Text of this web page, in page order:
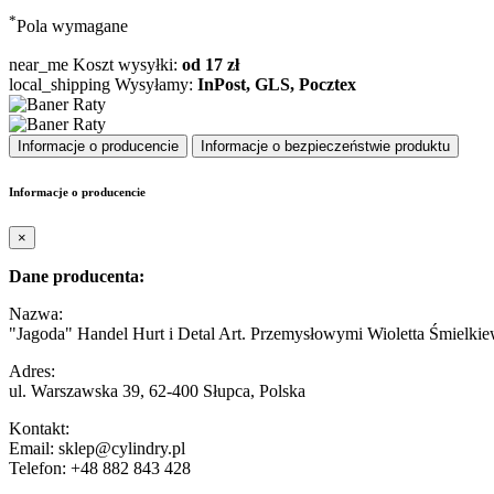
*Pola wymagane
near_me Koszt wysyłki: od 17 zł
local_shipping Wysyłamy: InPost, GLS, Pocztex
Informacje o producencie Informacje o bezpieczeństwie produktu
Informacje o producencie
×
Dane producenta:
Nazwa:
"Jagoda" Handel Hurt i Detal Art. Przemysłowymi Wioletta
Adres:
ul. Warszawska 39, 62-400 Słupca, Polska
Kontakt:
Email: sklep@cylindry.pl
Telefon: +48 882 843 428